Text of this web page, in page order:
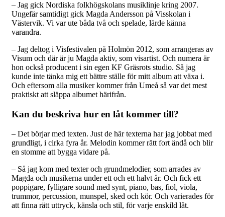
– Jag gick Nordiska folkhögskolans musiklinje kring 2007.
Ungefär samtidigt gick Magda Andersson på Visskolan i
Västervik. Vi var ute båda två och spelade, lärde känna
varandra.
– Jag deltog i Visfestivalen på Holmön 2012, som arrangeras av
Visum och där är ju Magda aktiv, som visartist. Och numera är
hon också producent i sin egen KF Gräsrots studio. Så jag
kunde inte tänka mig ett bättre ställe för mitt album att växa i.
Och eftersom alla musiker kommer från Umeå så var det mest
praktiskt att släppa albumet härifrån.
Kan du beskriva hur en låt kommer till?
– Det börjar med texten. Just de här texterna har jag jobbat med
grundligt, i cirka fyra år. Melodin kommer rätt fort ändå och blir
en stomme att bygga vidare på.
– Så jag kom med texter och grundmelodier, som arrades av
Magda och musikerna under ett och ett halvt år. Och fick ett
poppigare, fylligare sound med synt, piano, bas, fiol, viola,
trummor, percussion, munspel, sked och kör. Och varierades för
att finna rätt uttryck, känsla och stil, för varje enskild låt.